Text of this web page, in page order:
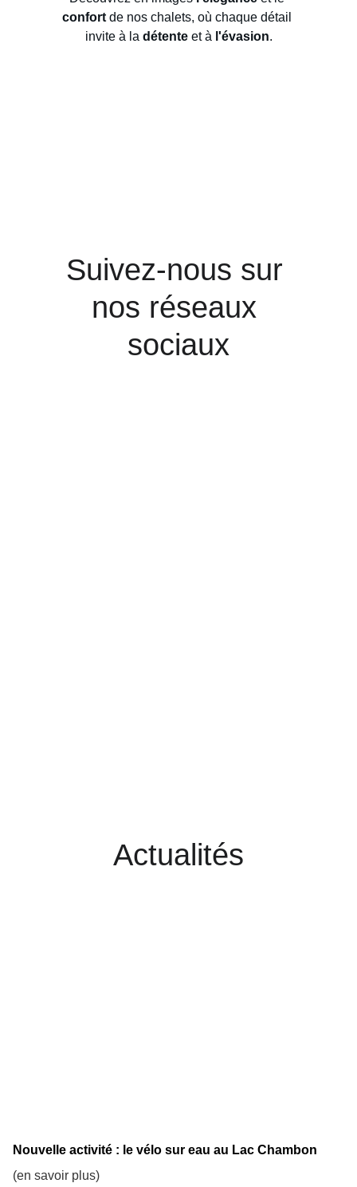
confort de nos chalets, où chaque détail
invite à la détente et à l'évasion.
Suivez-nous sur
nos réseaux
sociaux
Actualités
Nouvelle activité : le vélo sur eau au Lac Chambon
(en savoir plus)